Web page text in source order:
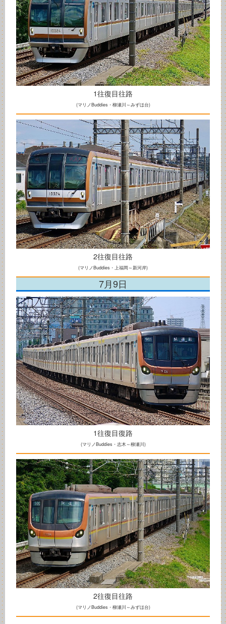
1往復目往路
(マリノBuddies・柳瀬川～みずほ台)
2往復目往路
(マリノBuddies・上福岡～新河岸)
7月9日
1往復目復路
(マリノBuddies・志木～柳瀬川)
2往復目往路
(マリノBuddies・柳瀬川～みずほ台)